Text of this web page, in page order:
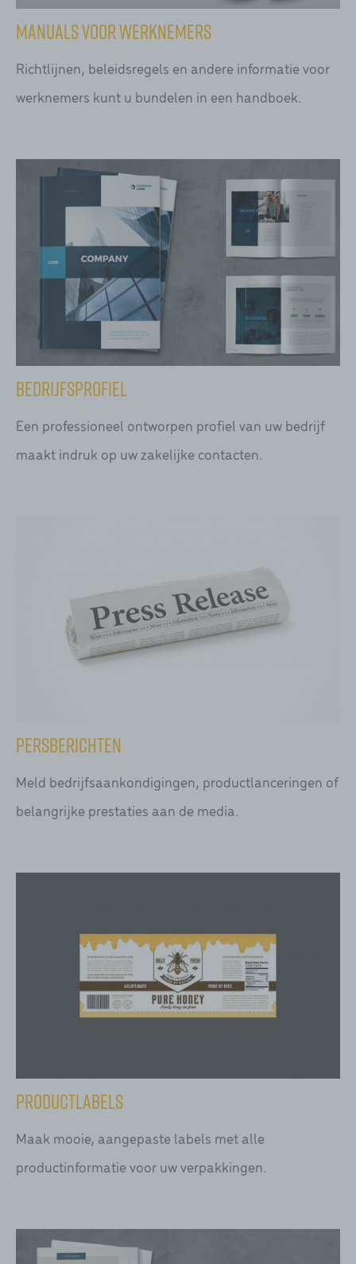
Manuals voor werknemers
Richtlijnen, beleidsregels en andere informatie voor
werknemers kunt u bundelen in een handboek.
Bedrijfsprofiel
Een professioneel ontworpen profiel van uw bedrijf
maakt indruk op uw zakelijke contacten.
Persberichten
Meld bedrijfsaankondigingen, productlanceringen of
belangrijke prestaties aan de media.
Productlabels
Maak mooie, aangepaste labels met alle
productinformatie voor uw verpakkingen.